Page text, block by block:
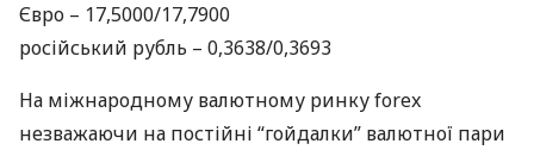
Євро – 17,5000/17,7900
російський рубль – 0,3638/0,3693
На міжнародному валютному ринку forex
незважаючи на постійні “гойдалки” валютної пари